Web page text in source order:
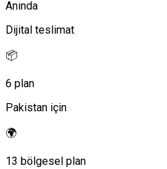
Anında
Dijital teslimat
📦
6 plan
Pakistan için
🌍
13 bölgesel plan